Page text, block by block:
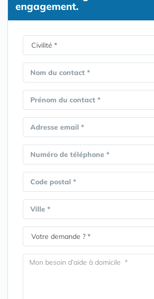
engagement.
Nom du contact *
Prénom du contact *
Adresse email *
Numéro de téléphone *
Code postal *
Ville *